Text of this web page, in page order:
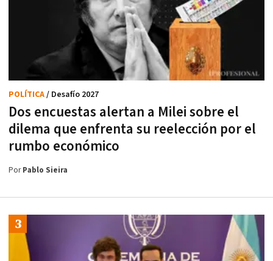
Dos encuestas alertan a Milei sobre el
dilema que enfrenta su reelección por el
rumbo económico
POLÍTICA/ Desafío 2027
PorPablo Sieira